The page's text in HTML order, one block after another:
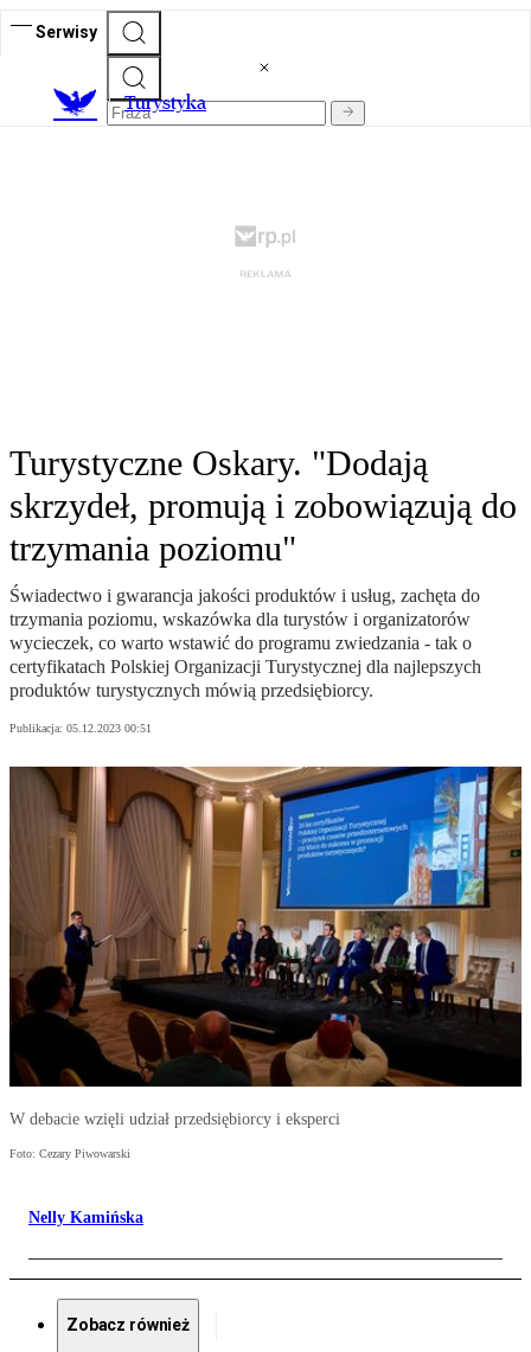
Serwisy
Turystyka
Turystyczne Oskary. "Dodają
skrzydeł, promują i zobowiązują do
trzymania poziomu"
Świadectwo i gwarancja jakości produktów i usług, zachęta do
trzymania poziomu, wskazówka dla turystów i organizatorów
wycieczek, co warto wstawić do programu zwiedzania - tak o
certyfikatach Polskiej Organizacji Turystycznej dla najlepszych
produktów turystycznych mówią przedsiębiorcy.
Publikacja: 05.12.2023 00:51
W debacie wzięli udział przedsiębiorcy i eksperci
Foto: Cezary Piwowarski
Nelly Kamińska
Zobacz również